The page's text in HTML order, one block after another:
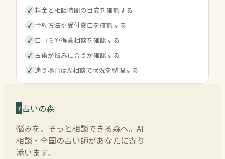
✓ 料金と相談時間の目安を確認する
✓ 予約方法や受付窓口を確認する
✓ 口コミや得意相談を確認する
✓ 占術が悩みに合うか確認する
✓ 迷う場合はAI相談で状況を整理する
占いの森
悩みを、そっと相談できる森へ。AI
相談・全国の占い師があなたに寄り
添います。